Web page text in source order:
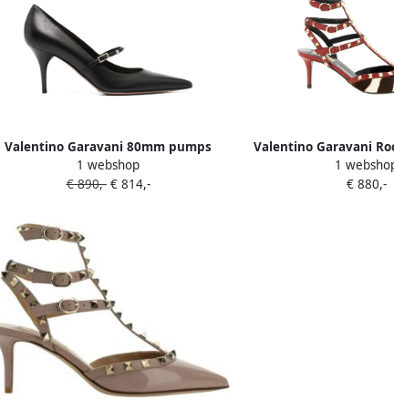
Valentino Garavani 80mm pumps
verfraaid met rockstud Zwart
1 webshop
€ 890,-€ 814,-
Valentino Garavani
Rood
1
€ 880,-